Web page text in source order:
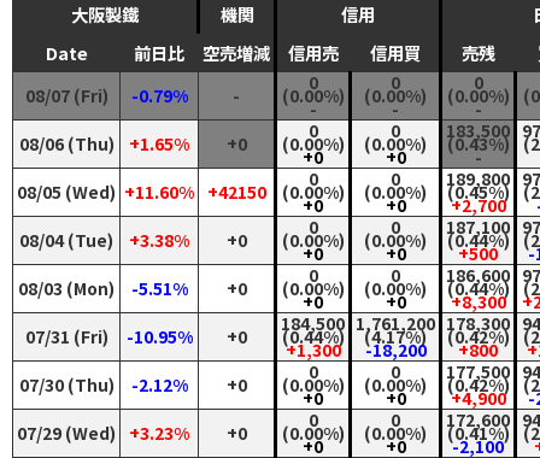
大阪製鐵 機関 信用
Date
前日比 空売増減 信用売 信用買 売残
08/07 (Fri) -0.79% -
0
(0.00%)
-
0
(0.00%)
-
0
(0.00%)
-
08/06 (Thu)
+1.65% +0
0
(0.00%)
+0
0
(0.00%)
+0
183,500
(0.43%)
-
08/05 (Wed) +11.60% +42150
0
(0.00%)
+0
0
(0.00%)
+0
189,800
(0.45%)
+2,700
08/04 (Tue)
+3.38% +0
0
(0.00%)
+0
0
(0.00%)
+0
187,100
(0.44%)
+500
-
08/03 (Mon)
-5.51% +0
0
(0.00%)
+0
0
(0.00%)
+0
186,600
(0.44%)
+8,300
07/31 (Fri)
-10.95% +0
184,500
(0.44%)
+1,300
1,761,200
(4.17%)
-18,200
178,300
(0.42%)
+800
07/30 (Thu)
-2.12% +0
0
(0.00%)
+0
0
(0.00%)
+0
177,500
(0.42%)
+4,900
-
07/29 (Wed)
+3.23% +0
0
(0.00%)
+0
0
(0.00%)
+0
172,600
(0.41%)
-2,100